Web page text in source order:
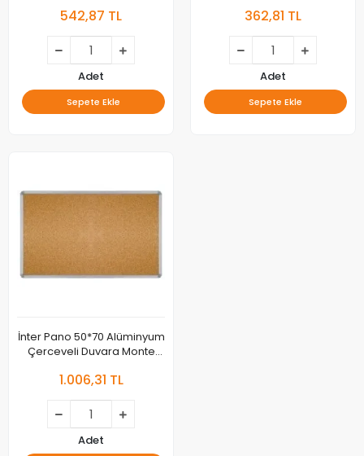
542,87 TL
Adet
Sepete Ekle
362,81 TL
Adet
Sepete Ekle
İnter Pano 50*70 Alüminyum
Çerceveli Duvara Monte
1.006,31 TL
Adet